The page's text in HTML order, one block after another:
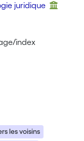
juridique
index
les voisins